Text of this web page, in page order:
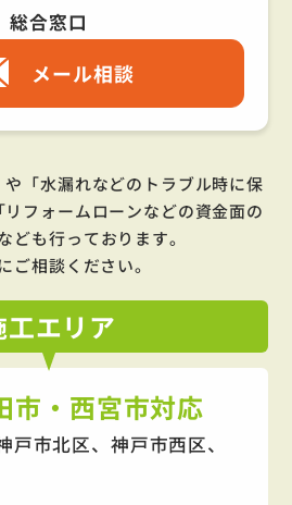
総合窓口
メール相談
や「水漏れなどのトラブル時に保
フォームローンなどの資金面の
ども行っております。
ご相談ください。
工エリア
市・西宮市対応
戸市北区、神戸市西区、